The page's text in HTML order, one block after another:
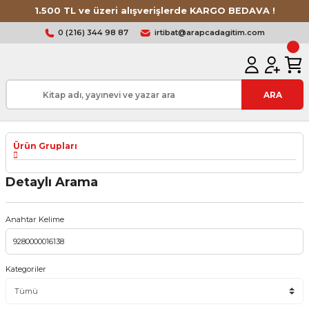
1.500 TL ve üzeri alışverişlerde KARGO BEDAVA !
0 (216) 344 98 87 irtibat@arapcadagitim.com
ARA
Ürün Grupları
Detaylı Arama
Anahtar Kelime
Kategoriler